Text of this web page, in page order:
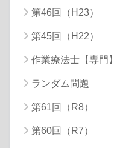
第46回（H23）
第45回（H22）
作業療法士【専門】
ランダム問題
第61回（R8）
第60回（R7）